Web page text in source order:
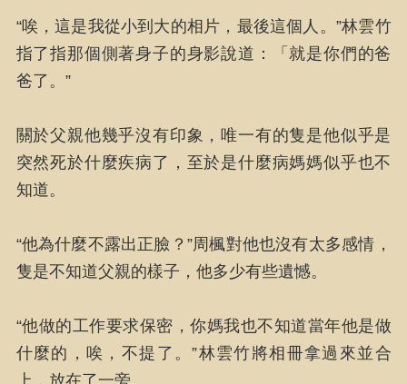
“唉，這是我從小到大的相片，最後這個人。”林雲竹
指了指那個側著身子的身影說道：「就是你們的爸
爸了。”
關於父親他幾乎沒有印象，唯一有的隻是他似乎是
突然死於什麼疾病了，至於是什麼病媽媽似乎也不
知道。
“他為什麼不露出正臉？”周楓對他也沒有太多感情，
隻是不知道父親的樣子，他多少有些遺憾。
“他做的工作要求保密，你媽我也不知道當年他是做
什麼的，唉，不提了。”林雲竹將相冊拿過來並合
上，放在了一旁。